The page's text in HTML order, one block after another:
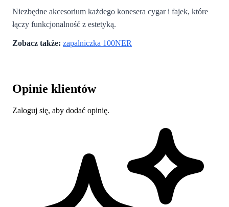
Niezbędne akcesorium każdego konesera cygar i fajek, które
łączy funkcjonalność z estetyką.
Zobacz także: zapalniczka 100NER
Opinie klientów
Zaloguj się, aby dodać opinię.